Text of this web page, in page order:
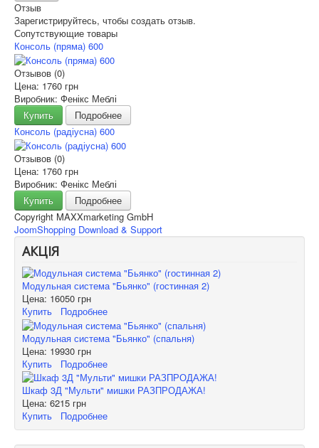
Отзыв
Зарегистрируйтесь, чтобы создать отзыв.
Сопутствующие товары
Консоль (пряма) 600
Отзывов (0)
Цена: 1760 грн
Виробник: Фенікс Меблі
Купить
Подробнее
Консоль (радіусна) 600
Отзывов (0)
Цена: 1760 грн
Виробник: Фенікс Меблі
Купить
Подробнее
Copyright MAXXmarketing GmbH
JoomShopping Download & Support
АКЦІЯ
Модульная система "Бьянко" (гостинная 2)
Цена: 16050 грн
Купить
Подробнее
Модульная система "Бьянко" (спальня)
Цена: 19930 грн
Купить
Подробнее
Шкаф 3Д "Мульти" мишки РАЗПРОДАЖА!
Цена: 6215 грн
Купить
Подробнее